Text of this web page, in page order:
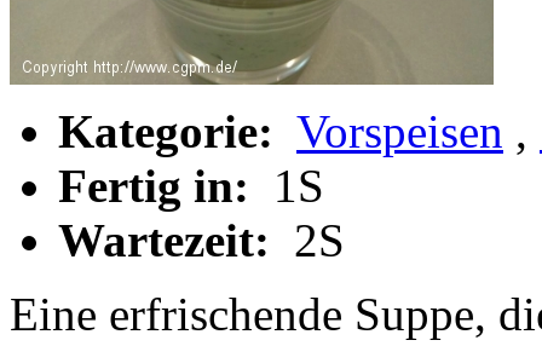
Kategorie: Vorspeisen ,
Fertig in:
1S
Wartezeit: 2S
Eine erfrischende Suppe,